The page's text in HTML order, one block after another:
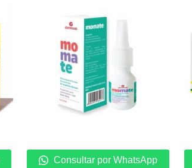
Consultar por WhatsApp